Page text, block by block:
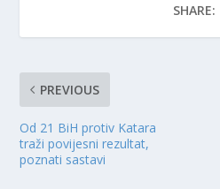
SHARE:
PREVIOUS
Od 21 BiH protiv Katara
traži povijesni rezultat,
poznati sastavi